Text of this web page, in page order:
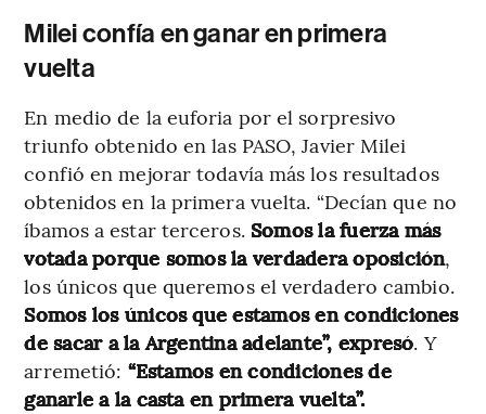
Milei confía en ganar en primera
vuelta
En medio de la euforia por el sorpresivo
triunfo obtenido en las PASO, Javier Milei
confió en mejorar todavía más los resultados
obtenidos en la primera vuelta. “Decían que no
íbamos a estar terceros. Somos la fuerza más
votada porque somos la verdadera oposición,
los únicos que queremos el verdadero cambio.
Somos los únicos que estamos en condiciones
de sacar a la Argentina adelante”, expresó. Y
arremetió: “Estamos en condiciones de
ganarle a la casta en primera vuelta”.